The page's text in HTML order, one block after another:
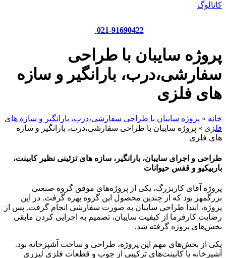
کاتالوگ
021-91690422
پروژه سایبان با طراحی
سفارشی،درب، بارانگیر و سازه
های فلزی
خانه » پروژه سایبان با طراحی سفارشی،درب، بارانگیر و سازه های
فلزی » پروژه سایبان با طراحی سفارشی،درب، بارانگیر و سازه
های فلزی
طراحی و اجرای سایبان، بارانگیر، سازه های تزئینی نظیر کابینت،
باربیکیو و قفس حیوانات
پروژه آقای کاربزرگ، یکی از پروژه‌های موفق گروه صنعتی
بزرگمهر بود که از چندین محصول این گروه بهره گرفت. در این
پروژه، ابتدا طراحی سایبان به صورت سفارشی انجام گرفت. پس از
رضایت کارفرما از کیفیت سایبان، تصمیم به اجرایی کردن مابقی
بخش‌های پروژه گرفته شد.
یکی از بخش‌های مهم این پروژه، طراحی و ساخت آشپزخانه بود.
آشپزخانه با کابینت‌های ترکیبی از چوب و قطعات فلزی لیزری